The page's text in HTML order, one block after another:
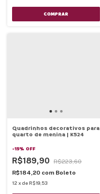
COMPRAR
Quadrinhos decorativos para
quarto de menina | K524
-15% OFF
R$189,90
R$223,60
R$184,20 com Boleto
12 x de R$19,53